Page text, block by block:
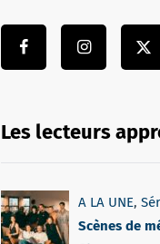
Les lecteurs
A LA UNE,
Scènes de